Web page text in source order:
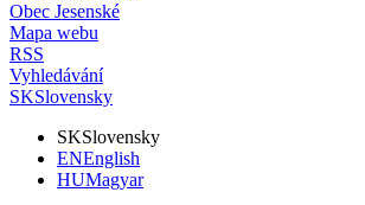
Obec Jesenské
Mapa webu
RSS
Vyhledávání
SKSlovensky
SKSlovensky
ENEnglish
HUMagyar